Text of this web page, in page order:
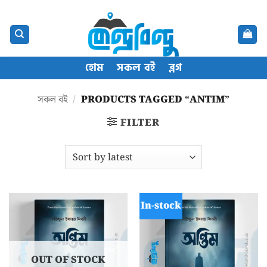
content
হোম সকল বই ব্লগ
সকল বই / PRODUCTS TAGGED “ANTIM”
FILTER
OUT OF STOCK
In-stock